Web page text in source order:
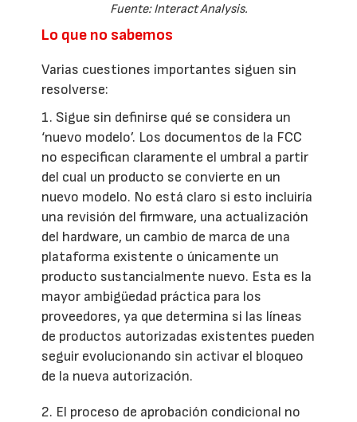
Fuente: Interact Analysis.
Lo que no sabemos
Varias cuestiones importantes siguen sin
resolverse:
1. Sigue sin definirse qué se considera un
‘nuevo modelo’. Los documentos de la FCC
no especifican claramente el umbral a partir
del cual un producto se convierte en un
nuevo modelo. No está claro si esto incluiría
una revisión del firmware, una actualización
del hardware, un cambio de marca de una
plataforma existente o únicamente un
producto sustancialmente nuevo. Esta es la
mayor ambigüedad práctica para los
proveedores, ya que determina si las líneas
de productos autorizadas existentes pueden
seguir evolucionando sin activar el bloqueo
de la nueva autorización.
2. El proceso de aprobación condicional no